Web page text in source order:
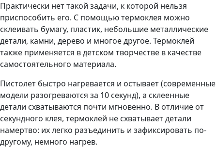
Практически нет такой задачи, к которой нельзя
приспособить его. С помощью термоклея можно
склеивать бумагу, пластик, небольшие металлические
детали, камни, дерево и многое другое. Термоклей
также применяется в детском творчестве в качестве
самостоятельного материала.
Пистолет быстро нагревается и остывает (современные
модели разогреваются за 10 секунд), а склеенные
детали схватываются почти мгновенно. В отличие от
секундного клея, термоклей не схватывает детали
намертво: их легко разъединить и зафиксировать по-
другому, немного нагрев.